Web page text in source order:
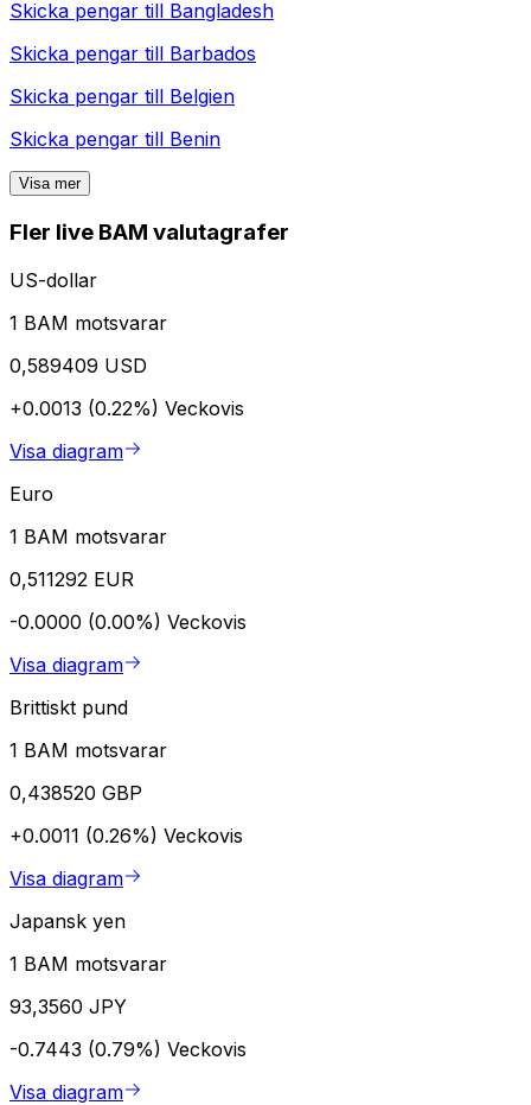
Skicka pengar till Bangladesh
Skicka pengar till Barbados
Skicka pengar till Belgien
Skicka pengar till Benin
Visa mer
Fler live BAM valutagrafer
US-dollar
1 BAM motsvarar
0,589409 USD
+0.0013 (0.22%) Veckovis
Visa diagram
Euro
1 BAM motsvarar
0,511292 EUR
-0.0000 (0.00%) Veckovis
Visa diagram
Brittiskt pund
1 BAM motsvarar
0,438520 GBP
+0.0011 (0.26%) Veckovis
Visa diagram
Japansk yen
1 BAM motsvarar
93,3560 JPY
-0.7443 (0.79%) Veckovis
Visa diagram